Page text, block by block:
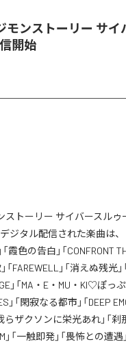
モンストーリー サイ
開始
ストーリー サイバースルゥ
ジタル配信された楽曲は、「
霞色の告白」「CONFRONT
FAREWELL」「消えぬ残光」
」「MA・E・MU・KI♡ぽっ
」「閑寂なる都市」「DEEP
我らザクソンに栄光あれ」「
」「一触即発」「畏怖との遭